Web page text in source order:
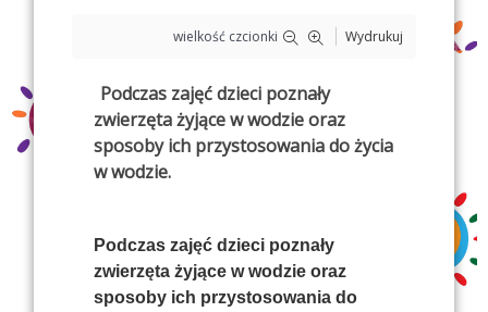
wielkość czcionki Wydrukuj
Podczas zajęć dzieci poznały
zwierzęta żyjące w wodzie oraz
sposoby ich przystosowania do życia
w wodzie.
Podczas zajęć dzieci poznały
zwierzęta żyjące w wodzie oraz
sposoby ich przystosowania do